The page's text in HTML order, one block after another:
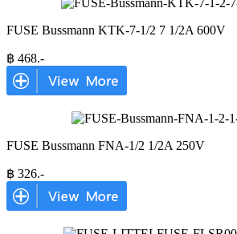
FUSE Bussmann KTK-7-1/2 7 1/2A 600V
฿ 468.-
FUSE Bussmann FNA-1/2 1/2A 250V
฿ 326.-